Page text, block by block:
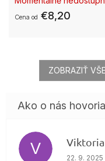
od €8,20
ZOBRAZIŤ
V Viktoria
22. 9. 2025